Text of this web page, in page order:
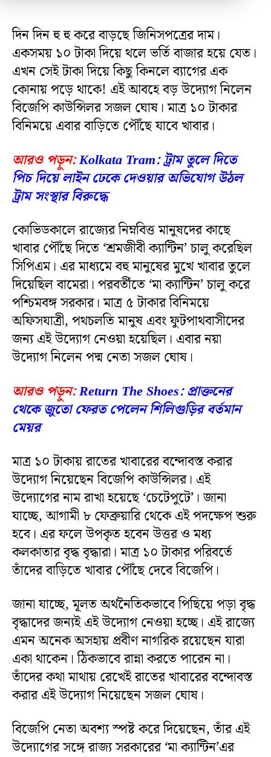
দিন দিন হু হু করে বাড়ছে জিনিসপত্রের দাম।
একসময় ১০ টাকা দিয়ে থলে ভর্তি বাজার হয়ে যেত।
এখন সেই টাকা দিয়ে কিছু কিনলে ব্যাগের এক
কোনায় পড়ে থাকে! এই আবহে বড় উদ্যোগ নিলেন
বিজেপি কাউন্সিলর সজল ঘোষ। মাত্র ১০ টাকার
বিনিময়ে এবার বাড়িতে পৌঁছে যাবে খাবার।
আরও পড়ুন:Kolkata Tram: ট্রাম তুলে দিতে
পিচ দিয়ে লাইন ঢেকে দেওয়ার অভিযোগ উঠল
ট্রাম সংস্থার বিরুদ্ধে
কোভিডকালে রাজ্যের নিম্নবিত্ত মানুষদের কাছে
খাবার পৌঁছে দিতে ‘শ্রমজীবী ক্যান্টিন’ চালু করেছিল
সিপিএম। এর মাধ্যমে বহু মানুষের মুখে খাবার তুলে
দিয়েছিল বামেরা। পরবর্তীতে ‘মা ক্যান্টিন’ চালু করে
পশ্চিমবঙ্গ সরকার। মাত্র ৫ টাকার বিনিময়ে
অফিসযাত্রী, পথচলতি মানুষ এবং ফুটপাথবাসীদের
জন্য এই উদ্যোগ নেওয়া হয়েছিল। এবার নয়া
উদ্যোগ নিলেন পদ্ম নেতা সজল ঘোষ।
আরও পড়ুন:Return The Shoes: প্রাক্তনের
থেকে জুতো ফেরত পেলেন শিলিগুড়ির বর্তমান
মেয়র
মাত্র ১০ টাকায় রাতের খাবারের বন্দোবস্ত করার
উদ্যোগ নিয়েছেন বিজেপি কাউন্সিলর। এই
উদ্যোগের নাম রাখা হয়েছে ‘চেটেপুটে’। জানা
যাচ্ছে, আগামী ৮ ফেব্রুয়ারি থেকে এই পদক্ষেপ শুরু
হবে। এর ফলে উপকৃত হবেন উত্তর ও মধ্য
কলকাতার বৃদ্ধ বৃদ্ধারা। মাত্র ১০ টাকার পরিবর্তে
তাঁদের বাড়িতে খাবার পৌঁছে দেবে বিজেপি।
জানা যাচ্ছে, মূলত অর্থনৈতিকভাবে পিছিয়ে পড়া বৃদ্ধ
বৃদ্ধাদের জন্যই এই উদ্যোগ নেওয়া হচ্ছে। এই রাজ্যে
এমন অনেক অসহায় প্রবীণ নাগরিক রয়েছেন যারা
একা থাকেন। ঠিকভাবে রান্না করতে পারেন না।
তাঁদের কথা মাথায় রেখেই রাতের খাবারের বন্দোবস্ত
করার এই উদ্যোগ নিয়েছেন সজল ঘোষ।
বিজেপি নেতা অবশ্য স্পষ্ট করে দিয়েছেন, তাঁর এই
উদ্যোগের সঙ্গে রাজ্য সরকারের ‘মা ক্যান্টিন’এর